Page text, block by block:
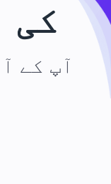
کی
آپ کے